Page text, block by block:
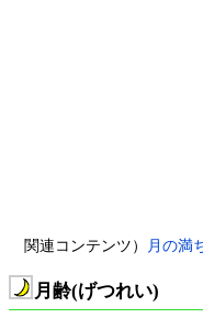
関連コンテンツ） 月の満
月齢(げつれい)